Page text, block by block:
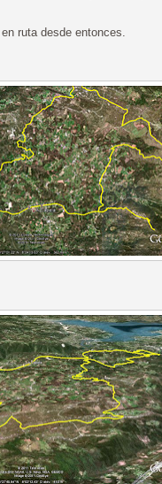
ruta desde entonces.